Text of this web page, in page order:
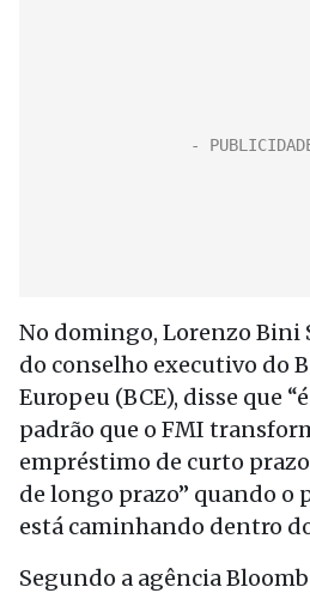
No domingo, Lorenzo Bini
do conselho executivo do
Europeu (BCE), disse que
padrão que o FMI
empréstimo de curto
de longo prazo” quando o
está caminhando dentro
Segundo a agência